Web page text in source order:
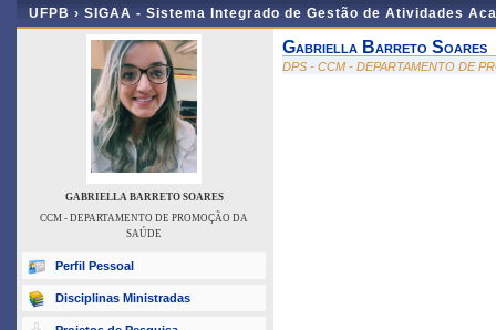
UFPB › SIGAA - Sistema Integrado de Gestão de Atividades
GABRIELLA BARRETO SOARES
CCM - DEPARTAMENTO DE PROMOÇÃO DA
SAÚDE
Perfil Pessoal
Disciplinas Ministradas
Gabriella Barreto Soares
DPS - CCM - DEPARTAMENTO DE